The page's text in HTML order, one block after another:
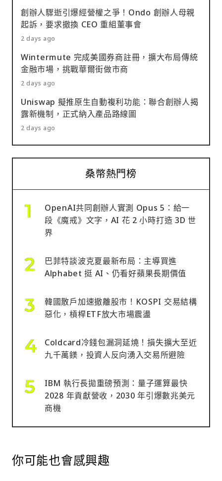
創辦人驟逝引爆經營權之爭！Ondo 創辦人母親
起訴，要求撤換 CEO 重組董事會
2 days ago
Wintermute 完成美國券商註冊，擴大布局傳統
金融市場，挑戰華爾街做市商
2 days ago
Uniswap 擬推原生自動複利功能：聯合創辦人揭
露新機制，正式納入產品路線圖
2 days ago
桑幣熱門榜
OpenAI共同創辦人實測 Opus 5：給一
段《魔戒》文字，AI 花 2 小時打造 3D 世
界
巴菲特談波克夏最新布局：主導買進
Alphabet 挺 AI、仍看好蘋果長期價值
韓國散戶加速撤離股市！KOSPI 交易結構
惡化，槓桿ETF放大市場震盪
Coldcard冷錢包漏洞延燒！損失擴大至近
九千萬鎂，投資人反向湧入交易所避險
IBM 執行長拋重磅預測：量子運算最快
2028 年貢獻營收，2030 年引爆數兆美元
商機
你可能也會感興趣